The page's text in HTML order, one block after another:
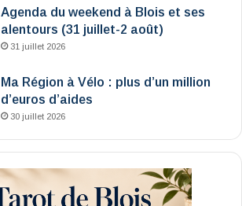
Agenda du weekend à Blois et ses
alentours (31 juillet-2 août)
31 juillet 2026
Ma Région à Vélo : plus d’un million
d’euros d’aides
30 juillet 2026